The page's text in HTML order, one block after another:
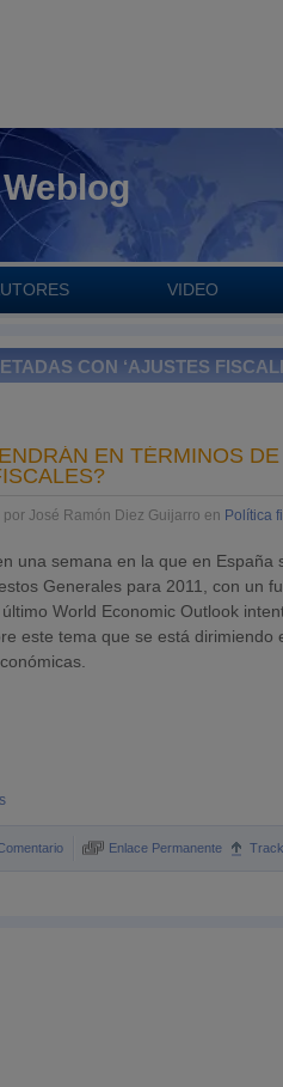
VIDEO
CON ‘AJUSTES
EN TÉRMINOS
José Ramón Diez Guijarro en Política
una semana en la que en España
Generales para 2011, con un
World Economic Outlook
este tema que se está dirimiendo
Enlace Permanente